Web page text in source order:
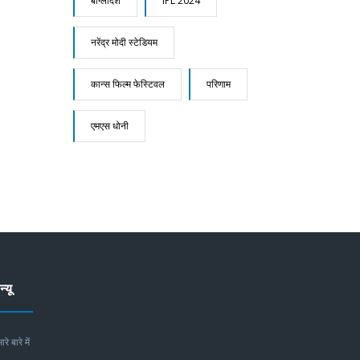
नरेंद्र मोदी स्टेडियम
कान्स फिल्म फेस्टिवल परिणाम
एमएस धोनी
बारे में